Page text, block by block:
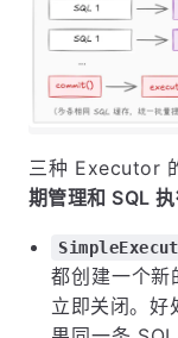
三种 Executor
期管理和 SQL
都创建一个新
立即关闭。好